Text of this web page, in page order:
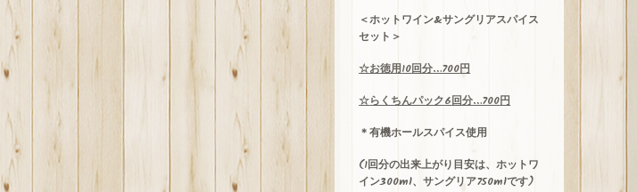
＜ホットワイン&サングリアスパイス
セット＞
☆お徳用10回分…700円
☆らくちんパック6回分…700円
＊有機ホールスパイス使用
(1回分の出来上がり目安は、ホットワ
イン300ml、サングリア750mlです)